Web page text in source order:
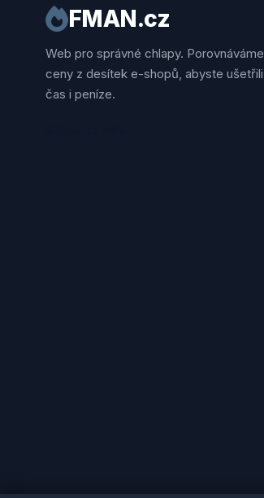
FMAN.cz
Web pro správné chlapy. Porovnáváme
ceny z desítek e-shopů, abyste ušetřili
čas i peníze.